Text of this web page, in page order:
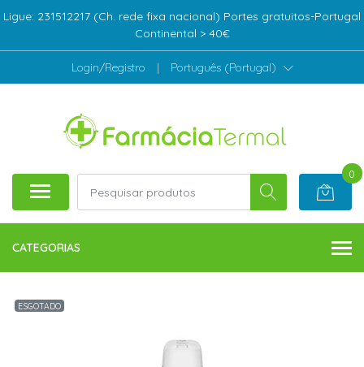
Ligue: 231512217 (Ch. rede fixa nacional) Portes gratuitos-Portugal
Continental > 40€
Login/Registro | Português (Portugal)
0
CATEGORIAS
ESGOTADO